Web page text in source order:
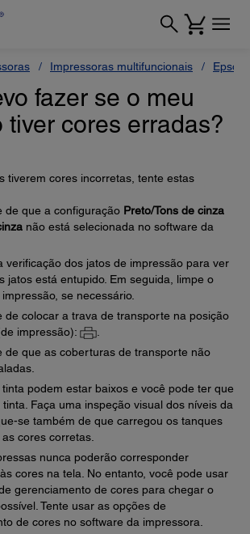
Impressoras multifuncionais Epson
fazer se o meu
tiver cores erradas?
tiverem cores incorretas, tente estas
de que a configuração Preto/Tons de cinza
não está selecionada no software da
verificação dos jatos de impressão para ver
jatos está entupido. Em seguida, limpe o
se necessário.
de colocar a trava de transporte na posição
impressão):
de que as coberturas de transporte não
podem estar baixos e você pode ter que
Faça uma inspeção visual dos níveis da
se também de que carregou os tanques
cores corretas.
nunca poderão corresponder
cores na tela. No entanto, você pode usar
gerenciamento de cores para chegar o
Tente usar as opções de
de cores no software da impressora.